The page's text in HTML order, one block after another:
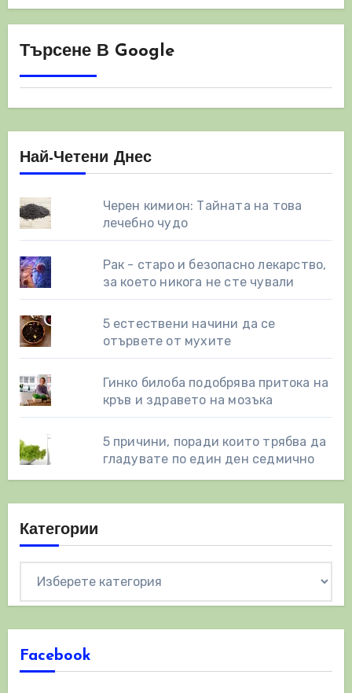
Търсене В Google
Най-Четени Днес
Черен кимион: Тайната на това
лечебно чудо
Рак - старо и безопасно лекарство,
за което никога не сте чували
5 естествени начини да се
отървете от мухите
Гинко билоба подобрява притока на
кръв и здравето на мозъка
5 причини, поради които трябва да
гладувате по един ден седмично
Категории
Facebook